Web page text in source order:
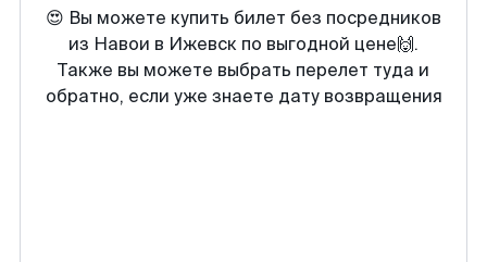
😍 Вы можете купить билет без посредников
из Навои в Ижевск по выгодной цене🙌.
Также вы можете выбрать перелет туда и
обратно, если уже знаете дату возвращения